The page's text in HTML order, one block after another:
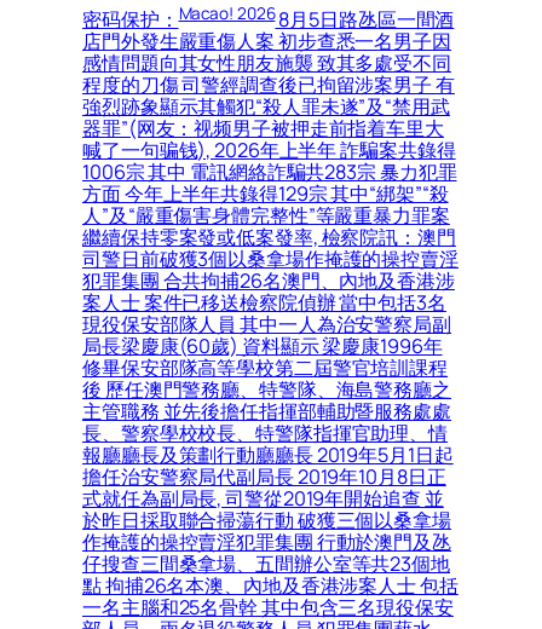
密码保护：Macao! 20268月5日路氹區一間酒
店門外發生嚴重傷人案 初步查悉一名男子因
感情問題向其女性朋友施襲 致其多處受不同
程度的刀傷 司警經調查後已拘留涉案男子 有
強烈跡象顯示其觸犯“殺人罪未遂”及“禁用武
器罪”(网友：视频男子被押走前指着车里大
喊了一句骗钱), 2026年上半年 詐騙案共錄得
1006宗 其中 電訊網絡詐騙共283宗 暴力犯罪
方面 今年上半年共錄得129宗 其中“綁架”“殺
人”及“嚴重傷害身體完整性”等嚴重暴力罪案
繼續保持零案發或低案發率, 檢察院訊：澳門
司警日前破獲3個以桑拿場作掩護的操控賣淫
犯罪集團 合共拘捕26名澳門、內地及香港涉
案人士 案件已移送檢察院偵辦 當中包括3名
現役保安部隊人員 其中一人為治安警察局副
局長梁慶康(60歲) 資料顯示 梁慶康1996年
修畢保安部隊高等學校第二屆警官培訓課程
後 歷任澳門警務廳、特警隊、海島警務廳之
主管職務 並先後擔任指揮部輔助暨服務處處
長、警察學校校長、特警隊指揮官助理、情
報廳廳長及策劃行動廳廳長 2019年5月1日起
擔任治安警察局代副局長 2019年10月8日正
式就任為副局長, 司警從2019年開始追查 並
於昨日採取聯合掃蕩行動 破獲三個以桑拿場
作掩護的操控賣淫犯罪集團 行動於澳門及氹
仔搜查三間桑拿場、五間辦公室等共23個地
點 拘捕26名本澳、內地及香港涉案人士 包括
一名主腦和25名骨幹 其中包含三名現役保安